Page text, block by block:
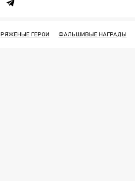
РЯЖЕНЫЕ ГЕРОИ ФАЛЬШИВЫЕ НАГРАДЫ